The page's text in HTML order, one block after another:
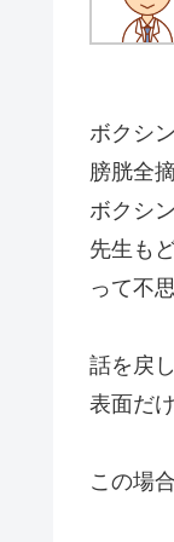
ボクシ
膀胱全
ボクシ
先生も
って不
話を戻
表面だ
この場